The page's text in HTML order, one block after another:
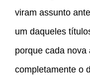
viram assunto
um daqueles
porque cada
completamente o